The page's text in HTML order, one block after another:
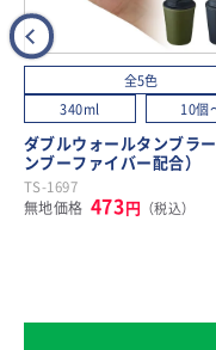
全5色
340ml
10個
ダブルウォールタンブラ
ンブーファイバー配合）
TS-1697
無地価格 473円 （税込）